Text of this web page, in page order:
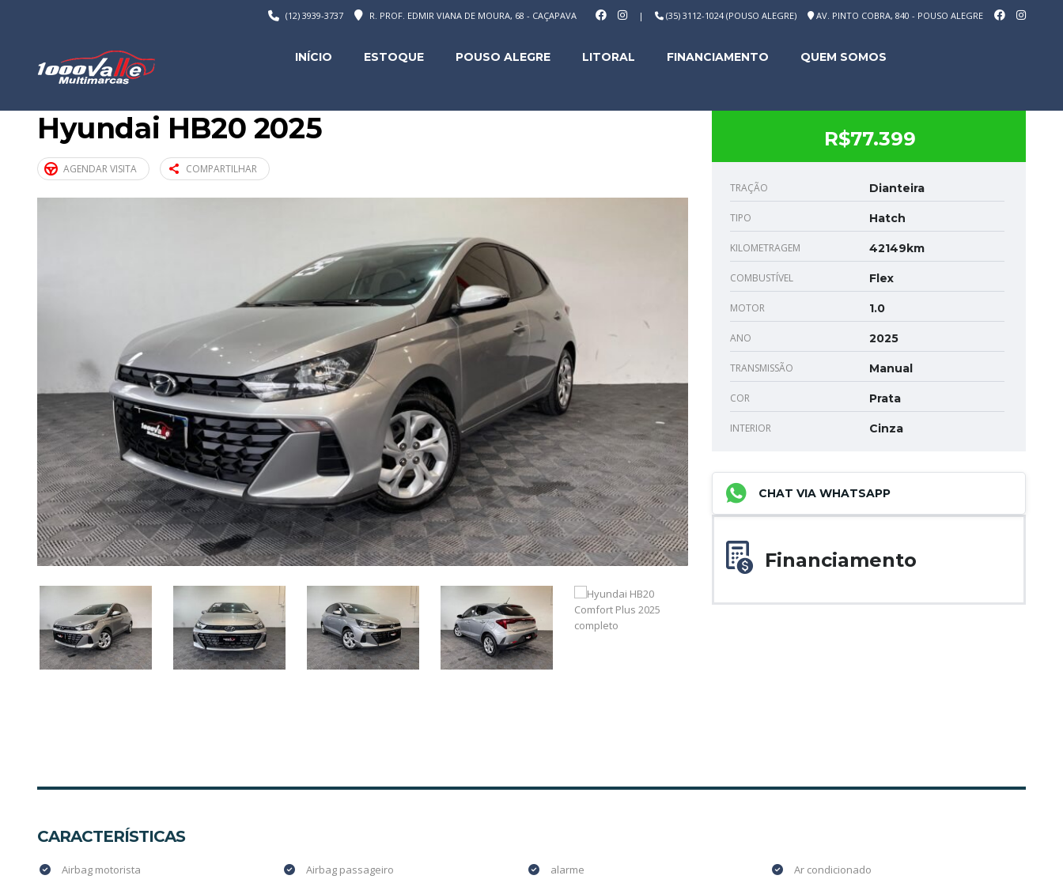
| (35) 3112-1024 (POUSO ALEGRE) AV. PINTO COBRA, 840 - POUSO ALEGRE
R. PROF. EDMIR VIANA DE MOURA, 68 - CAÇAPAVA
(12) 3939-3737
INÍCIO ESTOQUE POUSO ALEGRE LITORAL FINANCIAMENTO QUEM SOMOS
Hyundai HB20 2025
AGENDAR VISITA COMPARTILHAR
R$77.399
TRAÇÃO Dianteira
TIPO Hatch
KILOMETRAGEM 42149km
COMBUSTÍVEL Flex
MOTOR 1.0
ANO 2025
TRANSMISSÃO Manual
COR Prata
INTERIOR Cinza
CHAT VIA WHATSAPP
Financiamento
CARACTERÍSTICAS
Airbag motorista Airbag passageiro alarme
Ar condicionado